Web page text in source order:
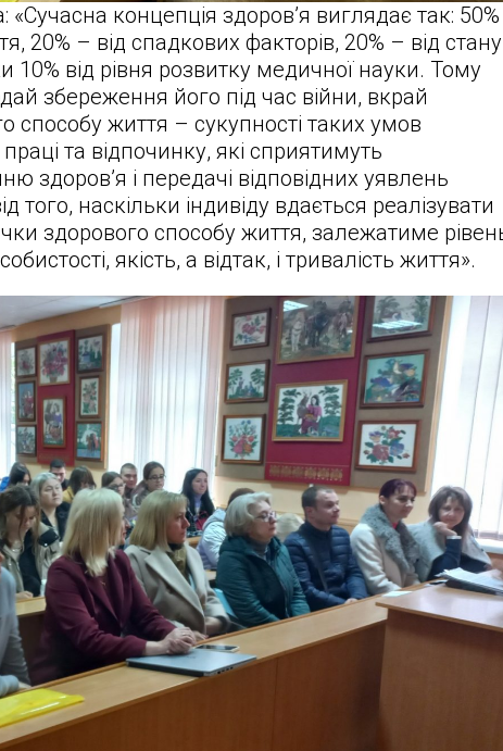
концепція здоров’я виглядає так: 50%
20% – від спадкових факторів, 20% – від стану
10% від рівня розвитку медичної науки. Тому
збереження його під час війни, вкрай
способу життя – сукупності таких умов
та відпочинку, які сприятимуть
здоров’я і передачі відповідних уявлень
наскільки індивіду вдається реалізувати
здорового способу життя, залежатиме
якість, а відтак, і тривалість життя».